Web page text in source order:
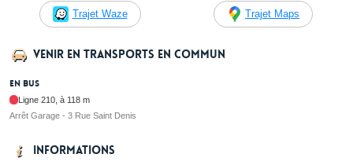
Trajet Waze Trajet Maps
Venir en transports en commun
En bus
Ligne 210, à 118 m
Arrêt Garage - 3 Rue Saint Denis
Informations